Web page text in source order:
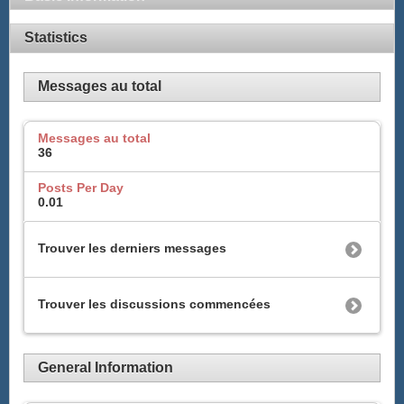
Statistics
Messages au total
Messages au total
36
Posts Per Day
0.01
Trouver les derniers messages
Trouver les discussions commencées
General Information